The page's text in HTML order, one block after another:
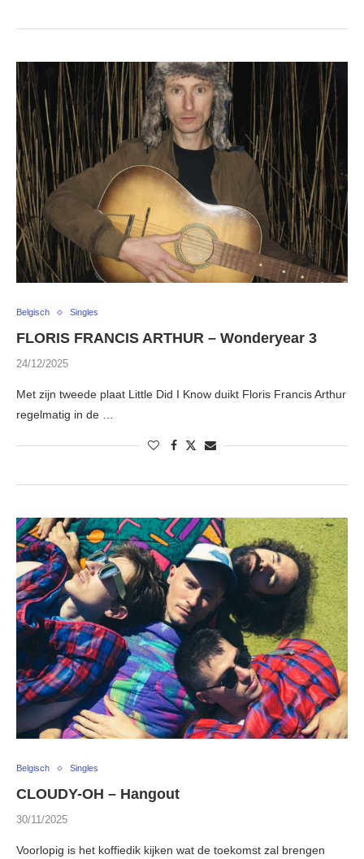
Belgisch Singles
FLORIS FRANCIS ARTHUR – Wonderyear 3
24/12/2025
Met zijn tweede plaat Little Did I Know duikt Floris Francis Arthur
regelmatig in de …
Belgisch Singles
CLOUDY-OH – Hangout
30/11/2025
Voorlopig is het koffiedik kijken wat de toekomst zal brengen